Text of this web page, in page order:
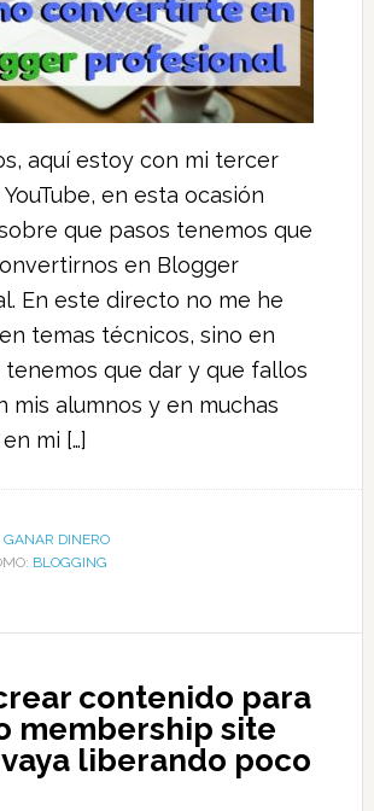
aquí estoy con mi tercer
en esta ocasión
que pasos tenemos que
en Blogger
En este directo no me he
temas técnicos, sino en
tenemos que dar y que fallos
mis alumnos y en muchas
mi […]
GANAR DINERO
BLOGGING
contenido para
membership site
liberando poco